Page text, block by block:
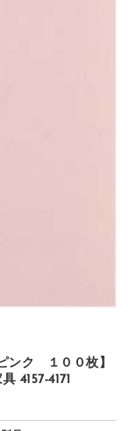
ンク １００枚】
4157-4171